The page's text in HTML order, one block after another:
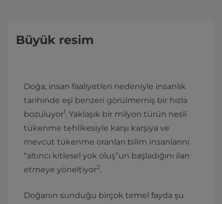
Büyük resim
Doğa, insan faaliyetleri nedeniyle insanlık
tarihinde eşi benzeri görülmemiş bir hızla
bozuluyor1. Yaklaşık bir milyon türün nesli
tükenme tehlikesiyle karşı karşıya ve
mevcut tükenme oranları bilim insanlarını
“altıncı kitlesel yok oluş”un başladığını ilan
etmeye yöneltiyor2.
Doğanın sunduğu birçok temel fayda şu